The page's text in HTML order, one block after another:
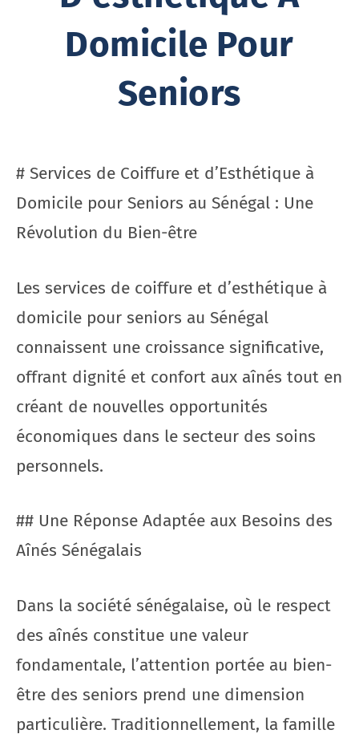
Domicile Pour
Seniors
# Services de Coiffure et d’Esthétique à
Domicile pour Seniors au Sénégal : Une
Révolution du Bien-être
Les services de coiffure et d’esthétique à
domicile pour seniors au Sénégal
connaissent une croissance significative,
offrant dignité et confort aux aînés tout en
créant de nouvelles opportunités
économiques dans le secteur des soins
personnels.
## Une Réponse Adaptée aux Besoins des
Aînés Sénégalais
Dans la société sénégalaise, où le respect
des aînés constitue une valeur
fondamentale, l’attention portée au bien-
être des seniors prend une dimension
particulière. Traditionnellement, la famille